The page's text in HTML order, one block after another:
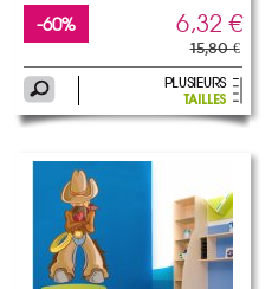
-60% 6,32 €
15,80 €